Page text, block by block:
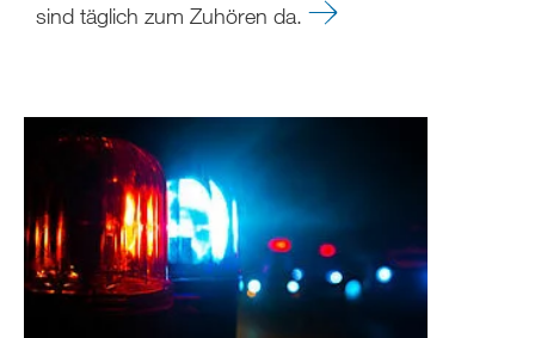
sind täglich zum Zuhören da.